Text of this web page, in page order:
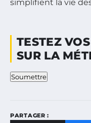
simplifient la vie
TESTEZ
SUR LA
Soumettre
PARTAGER :